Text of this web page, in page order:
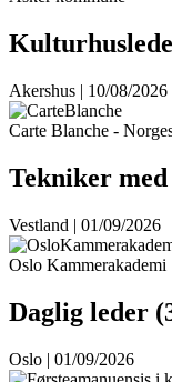
Akershus | 10/08/2026
Carte Blanche -
Tekniker
Vestland | 01/09/2026
Oslo Kammerakademi
Daglig leder
Oslo | 01/09/2026